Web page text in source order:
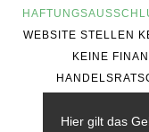
WEBSITE STELLEN
KEINE
Hier gilt das